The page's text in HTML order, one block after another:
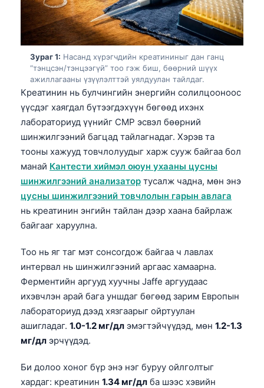
Зураг 1: Насанд хүрэгчдийн креатининыг дан ганц
“тэнцсэн/тэнцээгүй” тоо гэж биш, бөөрний шүүх
ажиллагааны үзүүлэлттэй уялдуулан тайлдаг.
Креатинин нь булчингийн энергийн солилцооноос
үүсдэг хаягдал бүтээгдэхүүн бөгөөд ихэнх
лабораториуд үүнийг CMP эсвэл бөөрний
шинжилгээний багцад тайлагнадаг. Хэрэв та
тооны хажууд товчлолуудыг харж сууж байгаа бол
манай Кантести хиймэл оюун ухааны цусны
шинжилгээний анализатор тусалж чадна, мөн энэ
цусны шинжилгээний товчлолын гарын авлага
нь креатинин энгийн тайлан дээр хаана байрлаж
байгааг харуулна.
Тоо нь яг таг мэт сонсогдож байгаа ч лавлах
интервал нь шинжилгээний аргаас хамаарна.
Ферментийн аргууд хуучны Jaffe аргуудаас
ихэвчлэн арай бага уншдаг бөгөөд зарим Европын
лабораториуд дээд хязгаарыг ойртуулан
ашигладаг. 1.0-1.2 мг/дл эмэгтэйчүүдэд, мөн 1.2-1.3
мг/дл эрчүүдэд.
Би долоо хоног бүр энэ нэг буруу ойлголтыг
хардаг: креатинин 1.34 мг/дл ба шээс хэвийн